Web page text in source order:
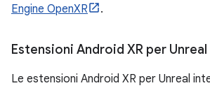
Engine OpenXR
.
Estensioni Android XR per Unreal
Le estensioni Android XR per Unreal